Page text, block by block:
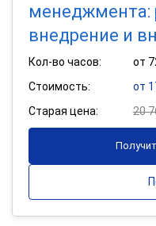
менеджмента:
внедрение и
Кол-во часов:
от
Стоимость:
от
Старая цена:
20